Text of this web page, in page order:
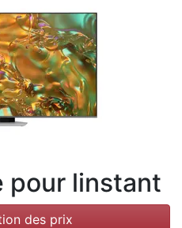
pour linstant
des prix